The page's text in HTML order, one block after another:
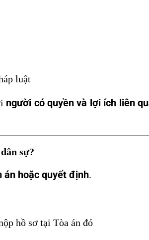
luật
người có quyền và lợi ích liên
sự?
án hoặc quyết định.
hồ sơ tại Tòa án đó